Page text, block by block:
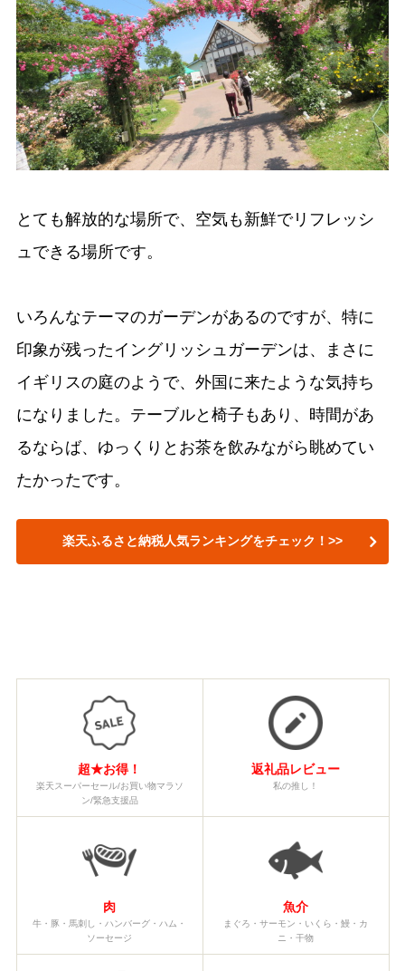
とても解放的な場所で、空気も新鮮でリフレッシ
ュできる場所です。
いろんなテーマのガーデンがあるのですが、特に
印象が残ったイングリッシュガーデンは、まさに
イギリスの庭のようで、外国に来たような気持ち
になりました。テーブルと椅子もあり、時間があ
るならば、ゆっくりとお茶を飲みながら眺めてい
たかったです。
楽天ふるさと納税人気ランキングをチェック！>>
超★お得！
楽天スーパーセール/お買い物マラソ
ン/緊急支援品
返礼品レビュー
私の推し！
肉
牛・豚・馬刺し・ハンバーグ・ハム・
ソーセージ
魚介
まぐろ・サーモン・いくら・鰻・カ
ニ・干物